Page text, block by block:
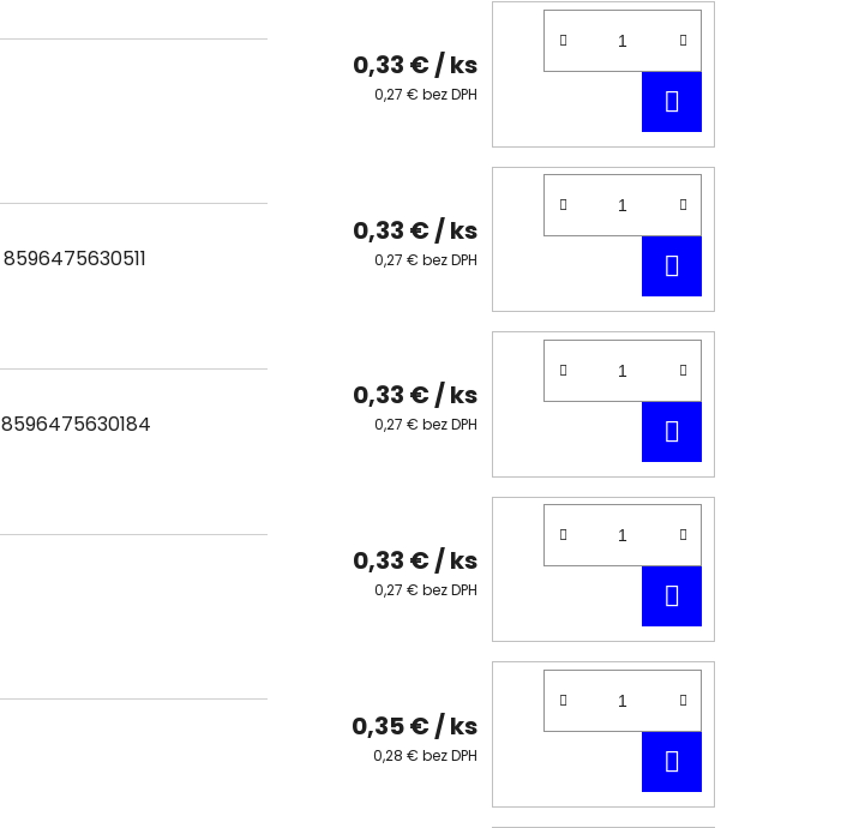
0,33 € / ks
0,27 € bez DPH
KOŠÍKA
8596475630511
0,33 € / ks
0,27 € bez DPH
KOŠÍKA
8596475630184
0,33 € / ks
0,27 € bez DPH
KOŠÍKA
0,33 € / ks
0,27 € bez DPH
KOŠÍKA
0,35 € / ks
0,28 € bez DPH
KOŠÍKA